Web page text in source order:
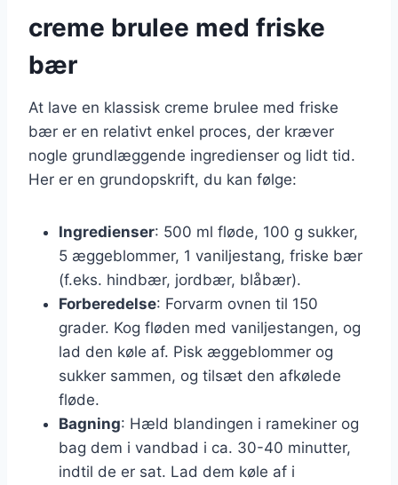
creme brulee med friske
bær
At lave en klassisk creme brulee med friske
bær er en relativt enkel proces, der kræver
nogle grundlæggende ingredienser og lidt tid.
Her er en grundopskrift, du kan følge:
Ingredienser: 500 ml fløde, 100 g sukker,
5 æggeblommer, 1 vaniljestang, friske bær
(f.eks. hindbær, jordbær, blåbær).
Forberedelse: Forvarm ovnen til 150
grader. Kog fløden med vaniljestangen, og
lad den køle af. Pisk æggeblommer og
sukker sammen, og tilsæt den afkølede
fløde.
Bagning: Hæld blandingen i ramekiner og
bag dem i vandbad i ca. 30-40 minutter,
indtil de er sat. Lad dem køle af i